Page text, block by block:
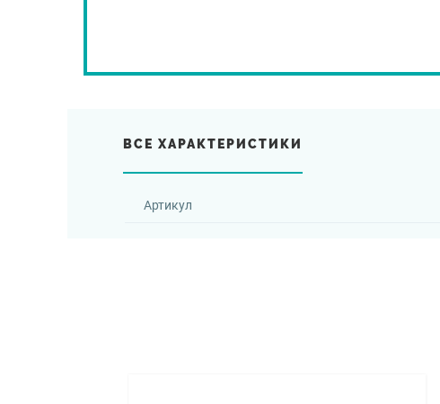
ВСЕ ХАРАКТЕРИСТИКИ
Артикул